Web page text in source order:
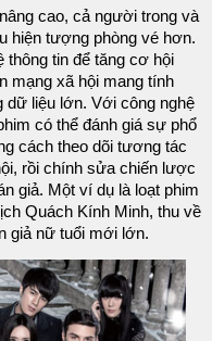
cao, cả người trong và
hiện tượng phòng vé hơn.
thông tin để tăng cơ hội
mạng xã hội mang tính
dữ liệu lớn. Với công nghệ
có thể đánh giá sự phổ
cách theo dõi tương tác
rồi chính sửa chiến lược
giả. Một ví dụ là loạt phim
Quách Kính Minh, thu về
giả nữ tuổi mới lớn.